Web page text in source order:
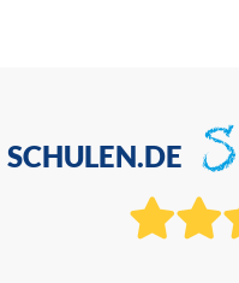
SCHULEN.DE